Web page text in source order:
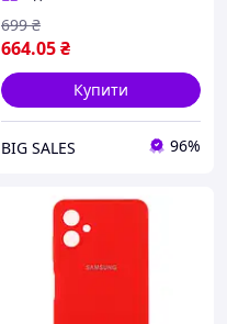
664.05₴
699 ₴
Купити
BIG SALES 96%